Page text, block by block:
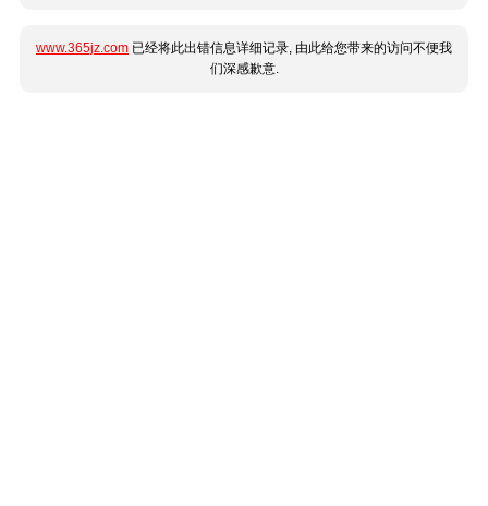
www.365jz.com 已经将此出错信息详细记录, 由此给您带来的访问不便我
们深感歉意.